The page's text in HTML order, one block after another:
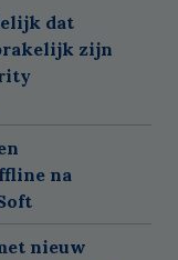
dat
zijn
na
nieuw